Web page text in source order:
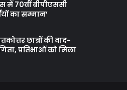
में 70वीं बीपीएससी
का सम्मान’
छात्रों की वाद-
प्रतिभाओं को मिला